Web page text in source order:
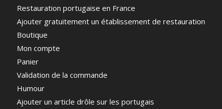
Restauration portugaise en France
Ajouter gratuitement un établissement de restauration
Boutique
Mon compte
Panier
Validation de la commande
Humour
Ajouter un article drôle sur les portugais